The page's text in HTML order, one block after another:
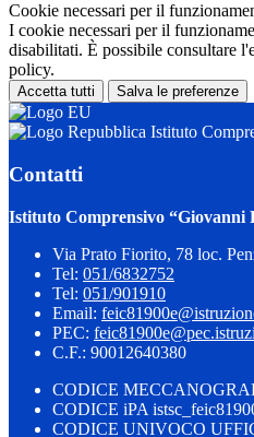
Cookie necessari per il
I cookie necessari per il
disabilitati. È possibile consultare
policy.
Accetta tutti Salva le preferenze
Istituto
Contatti
Istituto Comprensivo “Giovanni
Via Prato Fiorito, 78 loc.
Tel: 051/6832752
Tel: 051/901910
Email:
PEC:
C.F.: 90012640380
CODICE
CODICE iPA
CODICE UNIVOCO